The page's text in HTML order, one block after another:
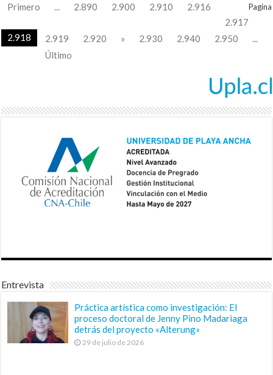
Pagina
Primero ... 2.890 2.900 2.910
2.916
2.917
2.918
2.919 2.920 » 2.930 2.940 2.950
...
Último
Entrevista
Práctica artística como investigación: El
proceso doctoral de Jenny Pino Madariaga
detrás del proyecto «Alterung»
29 de julio de 2026